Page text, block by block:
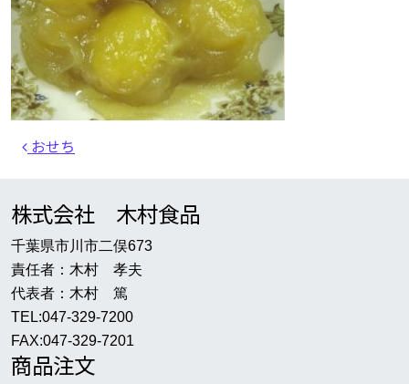
投稿ナビゲーション
おせち
株式会社 木村食品
千葉県市川市二俣673
責任者：木村 孝夫
代表者：木村 篤
TEL:047-329-7200
FAX:047-329-7201
商品注文